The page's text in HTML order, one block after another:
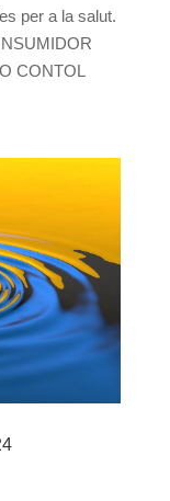
per a la salut.
CONTOL